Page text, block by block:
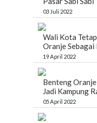
03 Juli 2022
Wali Kota
Oranje Sebagai
19 April 2022
Benteng
Jadi Kampung
05 April 2022